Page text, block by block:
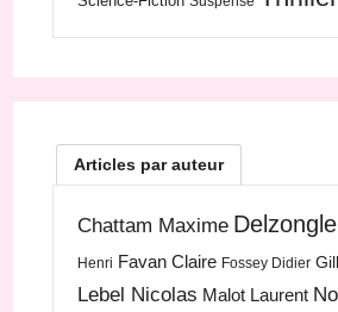
Articles par auteur
Chattam Maxime
Henri Favan Claire Fossey Didier
Lebel Nicolas Malot Laurent